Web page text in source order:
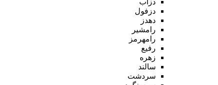
دزفول
دهدز
رامشیر
رامهرمز
رفیع
زهره
سالند
سردشت